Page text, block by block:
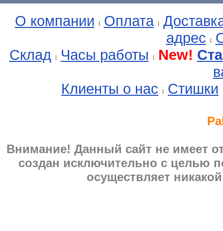
О компании Оплата
адрес
Склад
Часы работы New!
Клиенты о нас
Стишки
Внимание! Данный сайт не имеет
создан исключительно с целью
осуществляет